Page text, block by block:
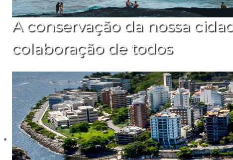
A conservação da nossa
colaboração de todos